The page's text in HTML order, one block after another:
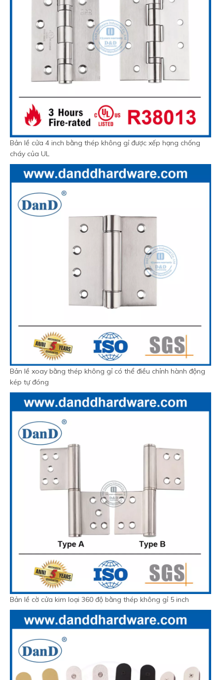
Bản lề cửa 4 inch bằng thép không gỉ được xếp hạng chống
cháy của UL
Bản lề xoay bằng thép không gỉ có thể điều chỉnh hành động
kép tự đóng
Bản lề cờ cửa kim loại 360 độ bằng thép không gỉ 5 inch